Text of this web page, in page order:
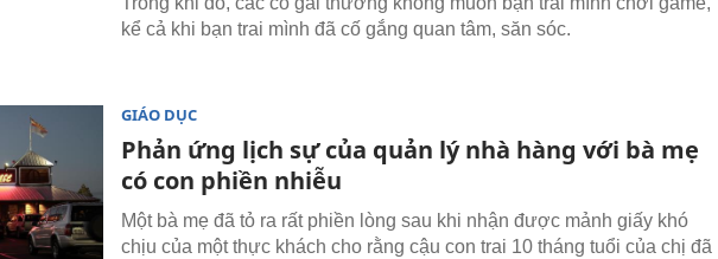
kể cả khi bạn trai mình đã cố gắng quan tâm, săn sóc.
GIÁO DỤC
Phản ứng lịch sự của quản lý nhà hàng với bà mẹ
có con phiền nhiễu
Một bà mẹ đã tỏ ra rất phiền lòng sau khi nhận được mảnh giấy khó
chịu của một thực khách cho rằng cậu con trai 10 tháng tuổi của chị đã